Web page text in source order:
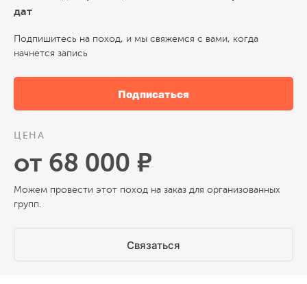
дат
Подпишитесь на поход, и мы свяжемся с вами, когда
начнется запись
Подписаться
ЦЕНА
от 68 000 ₽
Можем провести этот поход на заказ для организованных
групп.
Связаться